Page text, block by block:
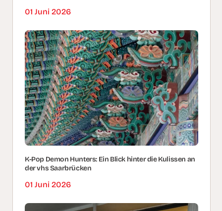
01 Juni 2026
K-Pop Demon Hunters: Ein Blick hinter die Kulissen an
der vhs Saarbrücken
01 Juni 2026